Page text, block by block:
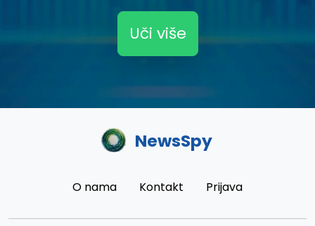
Uči više
NewsSpy
O nama Kontakt Prijava